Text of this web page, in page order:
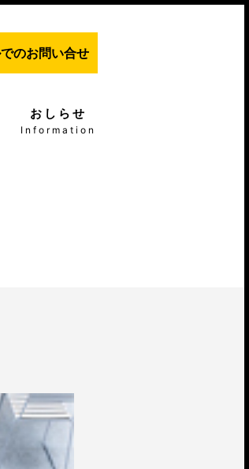
のお問い合せ
おしらせ
Information